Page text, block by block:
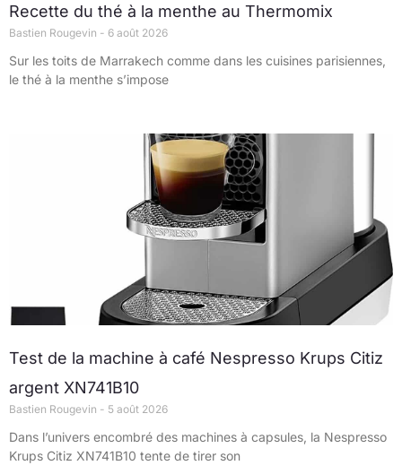
Recette du thé à la menthe au Thermomix
Bastien Rougevin 6 août 2026
Sur les toits de Marrakech comme dans les cuisines parisiennes,
le thé à la menthe s’impose
Test de la machine à café Nespresso Krups Citiz
argent XN741B10
Bastien Rougevin 5 août 2026
Dans l’univers encombré des machines à capsules, la Nespresso
Krups Citiz XN741B10 tente de tirer son